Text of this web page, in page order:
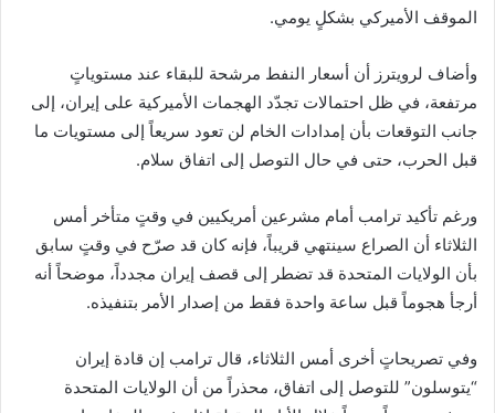
الموقف الأميركي بشكلٍ يومي.
وأضاف لرويترز أن أسعار النفط مرشحة للبقاء عند مستوياتٍ
مرتفعة، في ظل احتمالات تجدّد الهجمات الأميركية على إيران، إلى
جانب التوقعات بأن إمدادات الخام لن تعود سريعاً إلى مستويات ما
قبل الحرب، حتى في حال التوصل إلى اتفاق سلام.
ورغم تأكيد ترامب أمام مشرعين أمريكيين في وقتٍ متأخر أمس
الثلاثاء أن الصراع سينتهي قريباً، فإنه كان قد صرّح في وقتٍ سابق
بأن الولايات المتحدة قد تضطر إلى قصف إيران مجدداً، موضحاً أنه
أرجأ هجوماً قبل ساعة واحدة فقط من إصدار الأمر بتنفيذه.
وفي تصريحاتٍ أخرى أمس الثلاثاء، قال ترامب إن قادة إيران
“يتوسلون” للتوصل إلى اتفاق، محذراً من أن الولايات المتحدة